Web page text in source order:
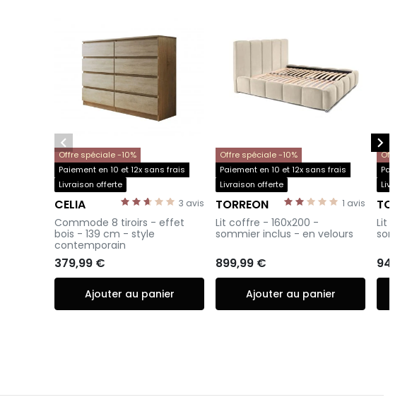
Offre spéciale -10%
Paiement en 10 et 12x sans frais
Livraison offerte
3 avis
CELIA
-
Commode 8 tiroirs - effet
bois - 139 cm - style
contemporain
379,99 €
Ajouter au panier
Offre spéciale -10%
Paiement en 10 et 12x sans frais
Livraison offerte
1 avis
TORREON
-
Lit coffre - 160x200 -
sommier inclus - en velours
899,99 €
Ajouter au panier
Offre
-
Lit
 